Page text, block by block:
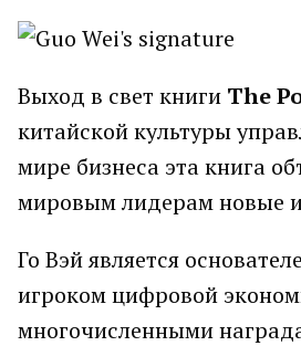
Выход в свет книги The
китайской культуры
мире бизнеса эта книга
мировым лидерам новые
Го Вэй является
игроком цифровой
многочисленными